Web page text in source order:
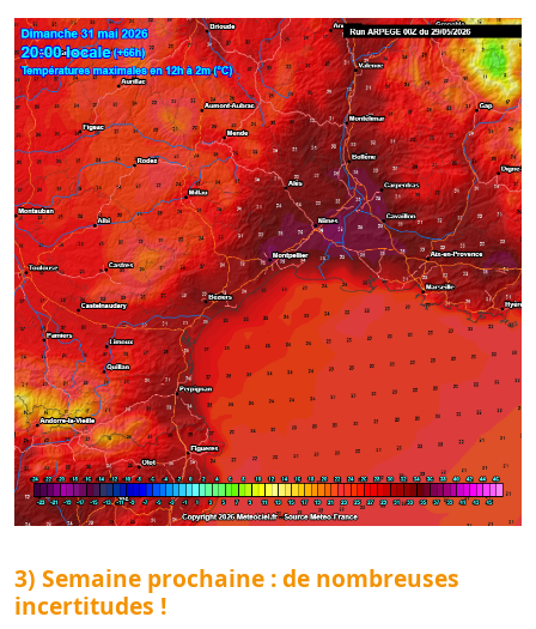
3) Semaine prochaine : de nombreuses
incertitudes !